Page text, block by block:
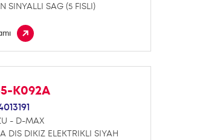
SINYALLI SAG (5 FISLI)
K092A
- D-MAX
DIS DIKIZ ELEKTRIKLI SIYAH